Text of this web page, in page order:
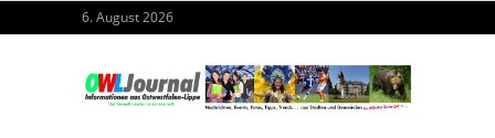
6. August 2026